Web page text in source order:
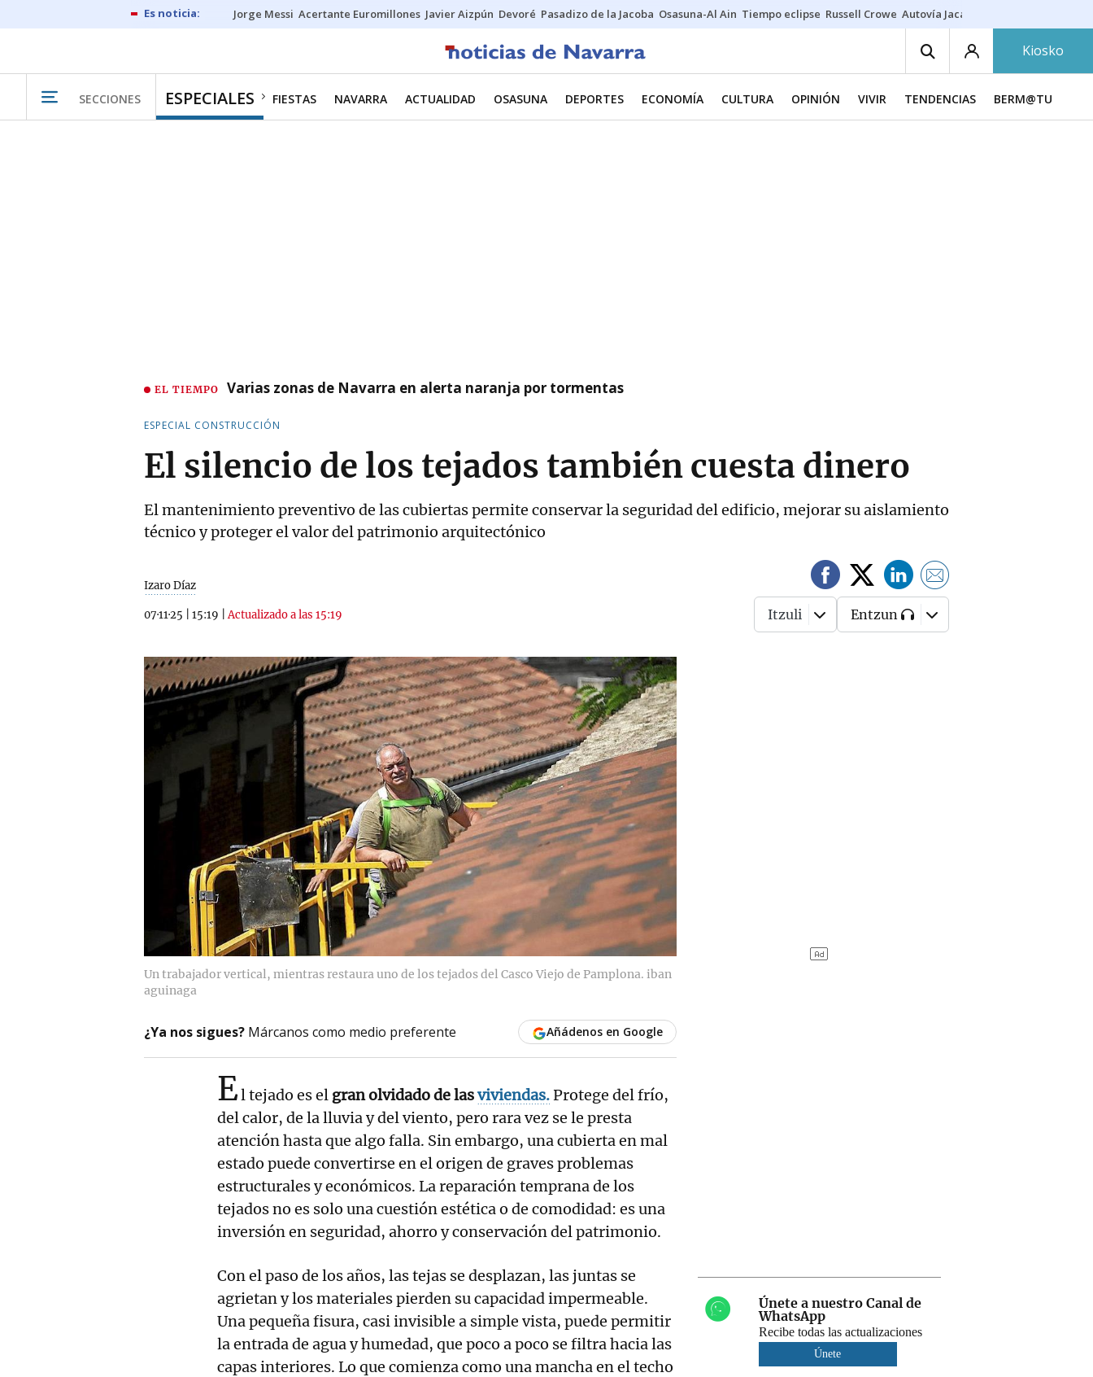
Jorge Messi Acertante Euromillones Javier Aizpún Devoré Pasadizo de la Jacoba Osasuna-Al Ain Tiempo eclipse Russell Crowe Autovía Jaca
Kiosko
SECCIONES ESPECIALES FIESTAS NAVARRA ACTUALIDAD OSASUNA DEPORTES ECONOMÍA CULTURA OPINIÓN VIVIR TENDENCIAS BERM@TU
EL TIEMPO Varias zonas de Navarra en alerta naranja por tormentas
ESPECIAL CONSTRUCCIÓN
El silencio de los tejados también cuesta dinero
El mantenimiento preventivo de las cubiertas permite conservar la seguridad del edificio, mejorar su aislamiento
técnico y proteger el valor del patrimonio arquitectónico
Izaro Díaz
07·11·25 15:19 |Actualizado a las 15:19 Itzuli Entzun
Un trabajador vertical, mientras restaura uno de los tejados del Casco Viejo de Pamplona. iban
aguinaga
¿Ya nos sigues? Márcanos como medio preferente Añádenos en Google
El tejado es el gran olvidado de lasviviendas.Protege del frío,
del calor, de la lluvia y del viento, pero rara vez se le presta
atención hasta que algo falla. Sin embargo, una cubierta en mal
estado puede convertirse en el origen de graves problemas
estructurales y económicos. La reparación temprana de los
tejados no es solo una cuestión estética o de comodidad: es una
inversión en seguridad, ahorro y conservación del patrimonio.
Con el paso de los años, las tejas se desplazan, las juntas se
agrietan y los materiales pierden su capacidad impermeable.
Una pequeña fisura, casi invisible a simple vista, puede permitir
la entrada de agua y humedad, que poco a poco se filtra hacia las
capas interiores. Lo que comienza como una mancha en el techo
Únete a nuestro Canal de
WhatsApp
Recibe todas las actualizaciones
Únete